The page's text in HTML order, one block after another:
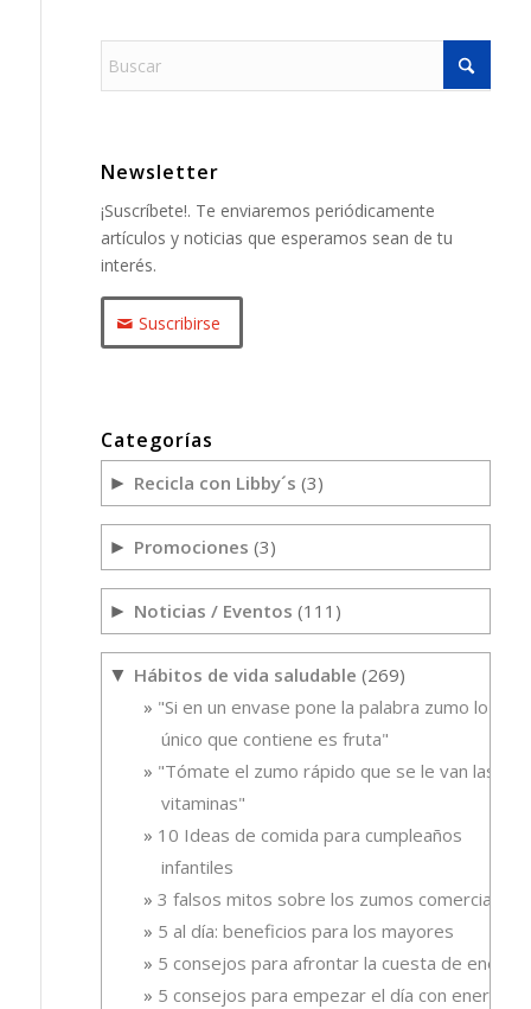
Newsletter
¡Suscríbete!. Te enviaremos periódicamente
artículos y noticias que esperamos sean de tu
interés.
Suscribirse
Categorías
► Recicla con Libby´s (3)
► Promociones (3)
► Noticias / Eventos (111)
▼ Hábitos de vida saludable (269)
"Si en un envase pone la palabra zumo lo
único que contiene es fruta"
"Tómate el zumo rápido que se le van las
vitaminas"
10 Ideas de comida para cumpleaños
infantiles
3 falsos mitos sobre los zumos comerciales
5 al día: beneficios para los mayores
5 consejos para afrontar la cuesta de enero
5 consejos para empezar el día con energía